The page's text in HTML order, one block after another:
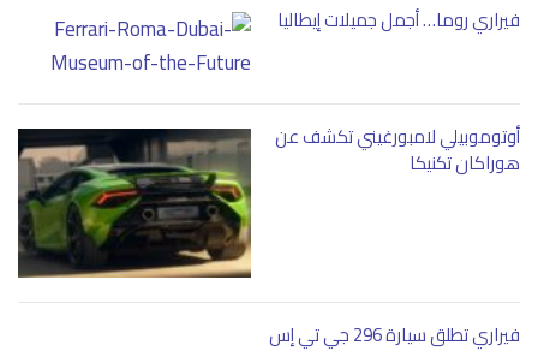
فيراري روما… أجمل جميلات إيطاليا
أوتوموبيلي لامبورغيني تكشف عن
هوراكان تكنيكا
فيراري تطلق سيارة 296 جي تي إس